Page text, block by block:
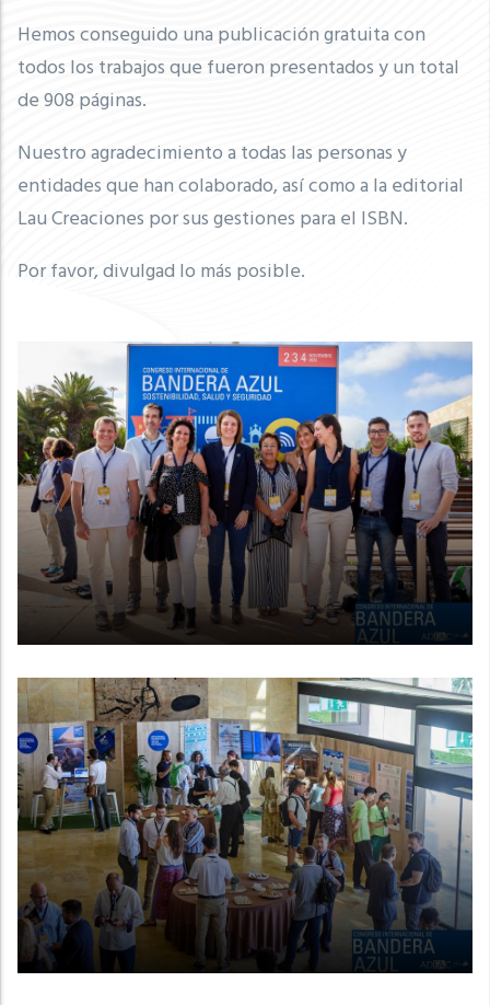
Hemos conseguido una publicación gratuita con
todos los trabajos que fueron presentados y un total
de 908 páginas.
Nuestro agradecimiento a todas las personas y
entidades que han colaborado, así como a la editorial
Lau Creaciones por sus gestiones para el ISBN.
Por favor, divulgad lo más posible.